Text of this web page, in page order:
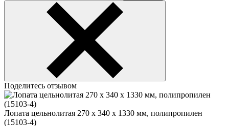
Поделитесь отзывом
Лопата цельнолитая 270 х 340 х 1330 мм, полипропилен
(15103-4)